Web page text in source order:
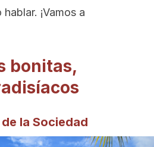
¡Vamos a
bonitas,
la Sociedad